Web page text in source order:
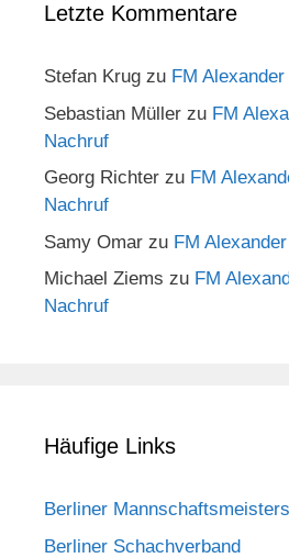
Letzte Kommentare
Stefan Krug zu FM
Sebastian Müller zu FM
Nachruf
Georg Richter zu FM
Nachruf
Samy Omar zu FM
Michael Ziems zu FM
Nachruf
Häufige Links
Berliner
Berliner Schachverband